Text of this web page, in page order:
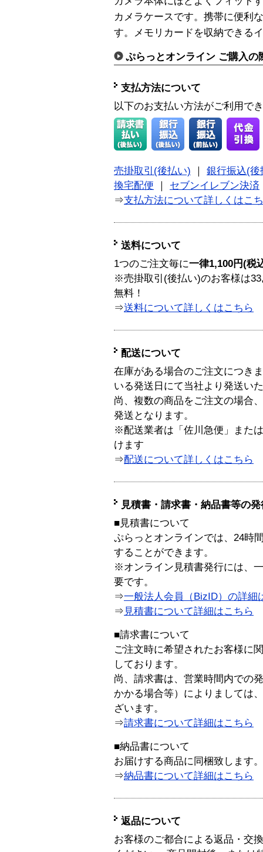
カメラケースです。携帯に便利
す。メモリカードを収納できる
ぷらっとオンライン ご購入の
支払方法について
以下のお支払い方法がご利用で
売掛取引(後払い)
銀行振込(後
換宅配便
セブンイレブン決済
⇒支払方法について詳しくはこ
送料について
1つのご注文毎に一律1,100円(税
※売掛取引(後払い)のお客様は
無料！
⇒送料について詳しくはこちら
配送について
在庫がある場合のご注文につき
いる発送日にて当社より発送い
尚、複数の商品をご注文の場合
発送となります。
※配送業者は「佐川急便」また
けます
⇒配送について詳しくはこちら
見積書・請求書・納品書等の
■見積書について
ぷらっとオンラインでは、24時
することができます。
※オンライン見積書発行には、
要です。
⇒一般法人会員（BizID）の詳細
⇒ 見積書について詳細はこちら
■請求書について
ご注文時に希望されたお客様に
しております。
尚、請求書は、営業時間内での
かかる場合等）によりましては
ざいます。
⇒請求書について詳細はこちら
■納品書について
お届けする商品に同梱致します。
⇒納品書について詳細はこちら
返品について
お客様のご都合による返品・交